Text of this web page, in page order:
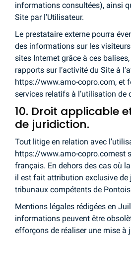
informations consultées), ainsi
Site par l’Utilisateur.
Le prestataire externe pourra
des informations sur les visiteurs
sites Internet grâce à ces
rapports sur l’activité du Site à
https://www.amo-copro.com, et
services relatifs à l’utilisation de
10. Droit applicable
de juridiction.
Tout litige en relation avec
https://www.amo-copro.comest
français. En dehors des cas où
il est fait attribution exclusive
tribunaux compétents de
Mentions légales rédigées en
informations peuvent être
efforçons de réaliser une mise à